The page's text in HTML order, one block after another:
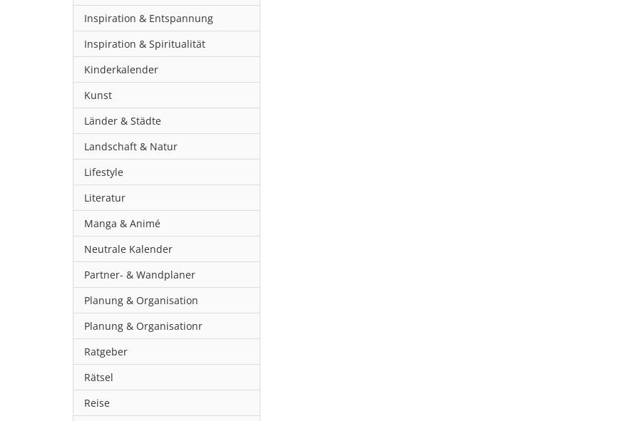
Inspiration & Entspannung
Inspiration & Spiritualität
Kinderkalender
Kunst
Länder & Städte
Landschaft & Natur
Lifestyle
Literatur
Manga & Animé
Neutrale Kalender
Partner- & Wandplaner
Planung & Organisation
Planung & Organisationr
Ratgeber
Rätsel
Reise